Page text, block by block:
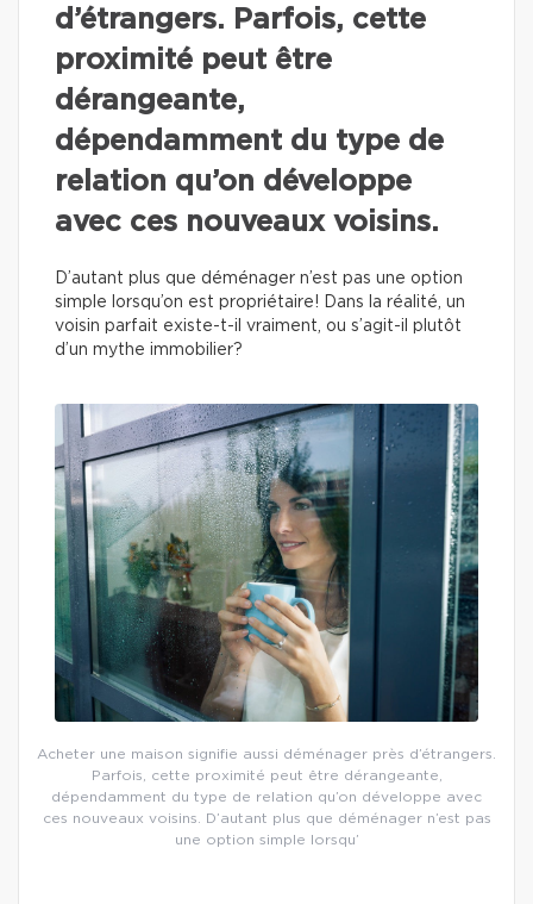
d’étrangers. Parfois, cette
proximité peut être
dérangeante,
dépendamment du type de
relation qu’on développe
avec ces nouveaux voisins.
D’autant plus que déménager n’est pas une option
simple lorsqu’on est propriétaire! Dans la réalité, un
voisin parfait existe-t-il vraiment, ou s’agit-il plutôt
d’un mythe immobilier?
Acheter une maison signifie aussi déménager près d’étrangers.
Parfois, cette proximité peut être dérangeante,
dépendamment du type de relation qu’on développe avec
ces nouveaux voisins. D’autant plus que déménager n’est pas
une option simple lorsqu’